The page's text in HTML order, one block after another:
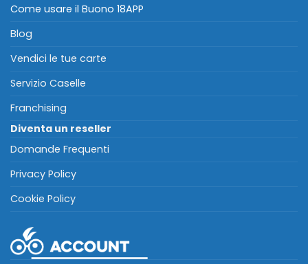
Come usare il Buono 18APP
Blog
Vendici le tue carte
Servizio Caselle
Franchising
Diventa un reseller
Domande Frequenti
Privacy Policy
Cookie Policy